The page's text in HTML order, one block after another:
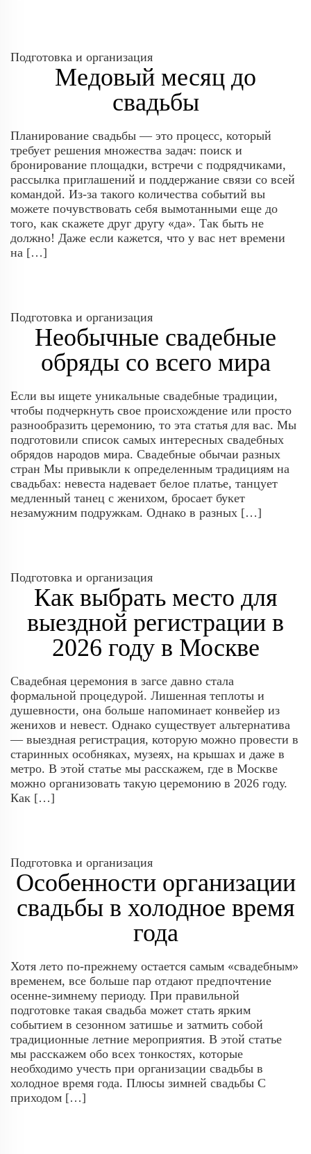
Подготовка и организация
Медовый месяц до
свадьбы
Планирование свадьбы — это процесс, который
требует решения множества задач: поиск и
бронирование площадки, встречи с подрядчиками,
рассылка приглашений и поддержание связи со всей
командой. Из-за такого количества событий вы
можете почувствовать себя вымотанными еще до
того, как скажете друг другу «да». Так быть не
должно! Даже если кажется, что у вас нет времени
на […]
Подготовка и организация
Необычные свадебные
обряды со всего мира
Если вы ищете уникальные свадебные традиции,
чтобы подчеркнуть свое происхождение или просто
разнообразить церемонию, то эта статья для вас. Мы
подготовили список самых интересных свадебных
обрядов народов мира. Свадебные обычаи разных
стран Мы привыкли к определенным традициям на
свадьбах: невеста надевает белое платье, танцует
медленный танец с женихом, бросает букет
незамужним подружкам. Однако в разных […]
Подготовка и организация
Как выбрать место для
выездной регистрации в
2026 году в Москве
Свадебная церемония в загсе давно стала
формальной процедурой. Лишенная теплоты и
душевности, она больше напоминает конвейер из
женихов и невест. Однако существует альтернатива
— выездная регистрация, которую можно провести в
старинных особняках, музеях, на крышах и даже в
метро. В этой статье мы расскажем, где в Москве
можно организовать такую церемонию в 2026 году.
Как […]
Подготовка и организация
Особенности организации
свадьбы в холодное время
года
Хотя лето по-прежнему остается самым «свадебным»
временем, все больше пар отдают предпочтение
осенне-зимнему периоду. При правильной
подготовке такая свадьба может стать ярким
событием в сезонном затишье и затмить собой
традиционные летние мероприятия. В этой статье
мы расскажем обо всех тонкостях, которые
необходимо учесть при организации свадьбы в
холодное время года. Плюсы зимней свадьбы С
приходом […]